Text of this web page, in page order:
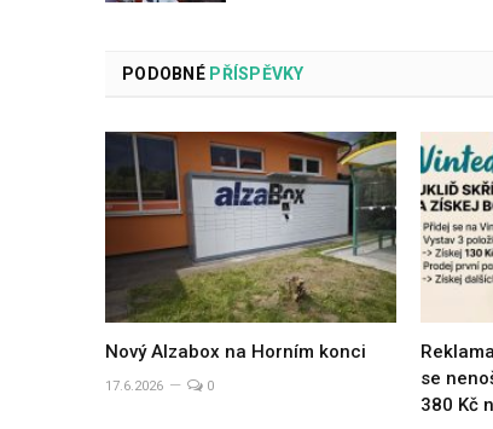
PODOBNÉPŘÍSPĚVKY
Nový Alzabox na Horním konci
17.6.2026 0
se
380 Kč